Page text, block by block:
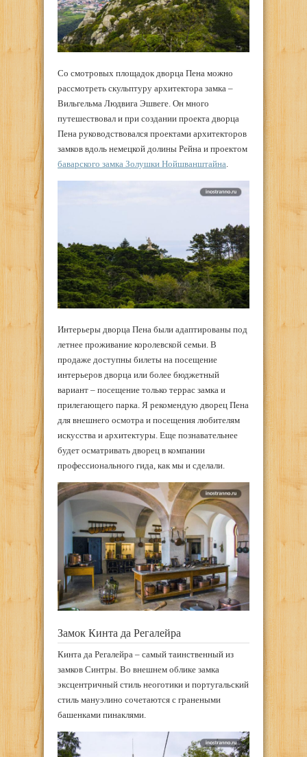
Со смотровых площадок дворца Пена можно
рассмотреть скульптуру архитектора замка –
Вильгельма Людвига Эшвеге. Он много
путешествовал и при создании проекта дворца
Пена руководствовался проектами архитекторов
замков вдоль немецкой долины Рейна и проектом
баварского замка Золушки Нойшванштайна
Интерьеры дворца Пена были адаптированы под
летнее проживание королевской семьи. В
продаже доступны билеты на посещение
интерьеров дворца или более бюджетный
вариант – посещение только террас замка и
прилегающего парка. Я рекомендую дворец Пена
для внешнего осмотра и посещения любителям
искусства и архитектуры. Еще познавательнее
будет осматривать дворец в компании
профессионального гида, как мы и сделали.
Замок Кинта да Регалейра
Кинта да Регалейра – самый таинственный из
замков Синтры. Во внешнем облике замка
эксцентричный стиль неоготики и португальский
стиль мануэлино сочетаются с гранеными
башенками пинаклями.